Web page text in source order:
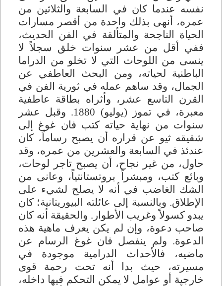
نفسه عندما كان في السابعة والثلاثين من
عمره، أنهى بذلك واحدة من أقصر مسارات
الحياة الناجحة والمتألقة في الفن الحديث،
ففي أقل من عشر سنوات خلق سجلاً لا
ينسى من اللوحات التي لا تخلو من الدراما
الباطنية لحياته، ومن البحث العاطفي عن
الجمال، وقد ساهم عمله في ثورية الفن في
القرن التاسع عشر، وأثراه بطاقة عاطفية
معبرة، في تموز (يوليو) 1880. وقبل عشر
سنوات من نهاية حياته كتب فان غوغ إلى
شقيقه ثيو عن قراره أن يصبح رساماً، كان
عندئذ في السابعة والعشرين من عمره، وقد
حاول، من غير نجاح، أن يصبح تاجر لوحات،
وبائع كتب، ومبشراً بروتستانتياً، وعانى من
الشك الغاضب في أنه لا يصلح لشيء على
الإطلاق. وبالنسبة إلى عائلته البيوريتانية؛ كان
يبدو كسولاً وغريب الأطوار. والحقيقة أنه كان
صاحب دعوة، وإن لم يكن يعرف ماهية هذه
الدعوة. ولم ينفصل فان غوغ الرسام عن
ماضيه، فالأحداث الدرامية موجودة في
مسيرته، حيث بدا أنه تحت رحمة قوى
خارجية أو عوامل لا يمكن التحكم فيها داخله،